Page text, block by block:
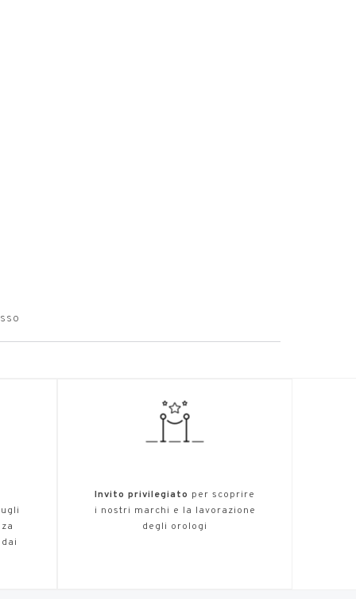
Invito privilegiato per scoprire
i nostri marchi e la lavorazione
degli orologi